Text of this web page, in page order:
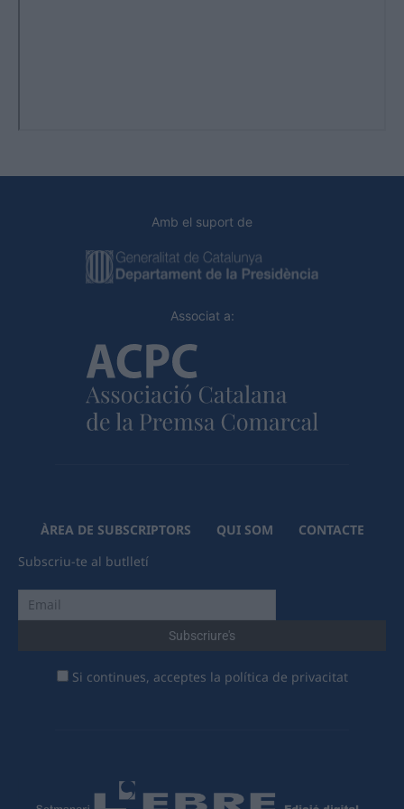
Amb el suport de
Associat a:
ÀREA DE SUBSCRIPTORS QUI SOM
CONTACTE
Subscriu-te al butlletí
Si continues, acceptes la política de privacitat